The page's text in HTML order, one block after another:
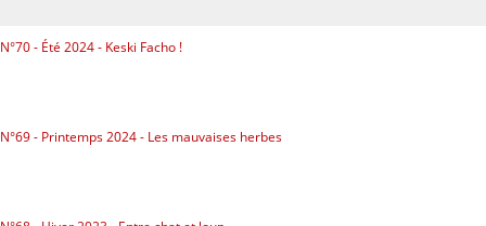
N°70 - Été 2024 - Keski Facho !
N°69 - Printemps 2024 - Les mauvaises herbes